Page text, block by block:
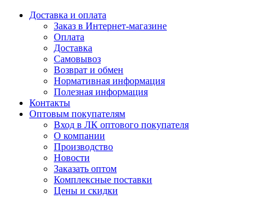
Доставка и оплата
Заказ в Интернет-магазине
Оплата
Доставка
Самовывоз
Возврат и обмен
Нормативная информация
Полезная информация
Контакты
Оптовым покупателям
Вход в ЛК оптового покупателя
О компании
Производство
Новости
Заказать оптом
Комплексные поставки
Цены и скидки